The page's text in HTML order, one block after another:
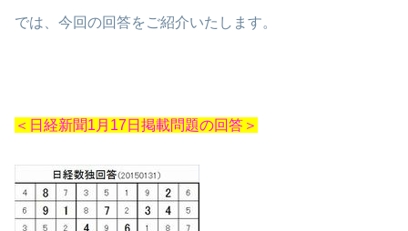
では、今回の回答をご紹介いたします。
＜日経新聞1月17日掲載問題の回答＞